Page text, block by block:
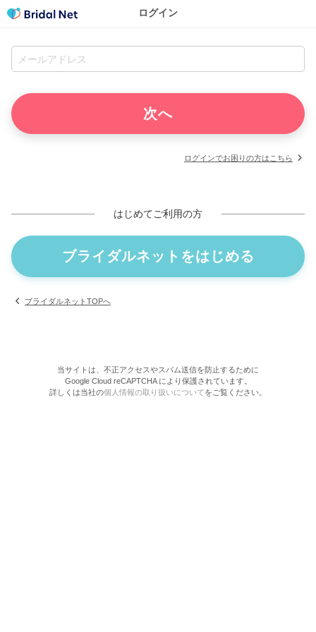
ログイン
ログインでお困りの方はこちら
はじめてご利用の方
ブライダルネットをはじめる
ブライダルネットTOPへ
当サイトは、不正アクセスやスパム送信を防止するために
Google Cloud reCAPTCHA により保護されています。
詳しくは当社の個人情報の取り扱いについてをご覧ください。